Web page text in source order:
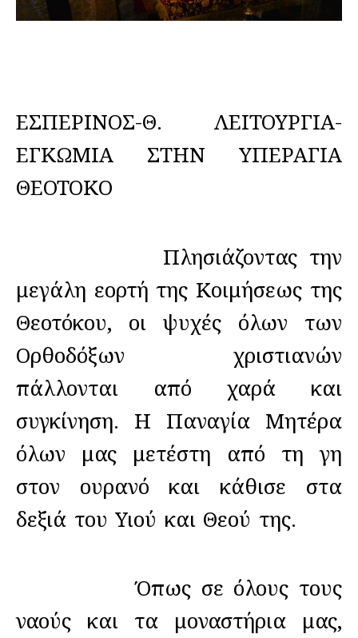
ΕΣΠΕΡΙΝΟΣ-Θ. ΛΕΙΤΟΥΡΓΙΑ-
ΕΓΚΩΜΙΑ ΣΤΗΝ ΥΠΕΡΑΓΙΑ
ΘΕΟΤΟΚΟ
Πλησιάζοντας την
μεγάλη εορτή της Κοιμήσεως της
Θεοτόκου, οι ψυχές όλων των
Ορθοδόξων χριστιανών
πάλλονται από χαρά και
συγκίνηση. Η Παναγία Μητέρα
όλων μας μετέστη από τη γη
στον ουρανό και κάθισε στα
δεξιά του Υιού και Θεού της.
Όπως σε όλους τους
ναούς και τα μοναστήρια μας,